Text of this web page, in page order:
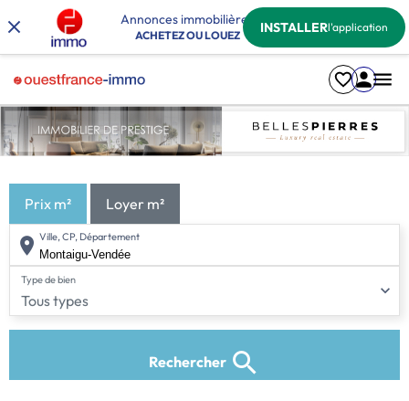
Annonces immobilières
ACHETEZ OU LOUEZ INSTALLERl'application
Prix m² Loyer m²
Ville, CP, Département
Type de bien
Tous types
Rechercher